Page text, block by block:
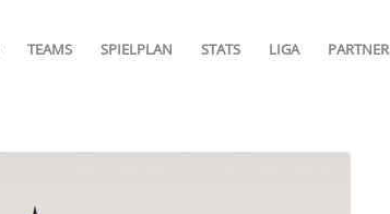
TEAMS SPIELPLAN STATS LIGA PARTNER